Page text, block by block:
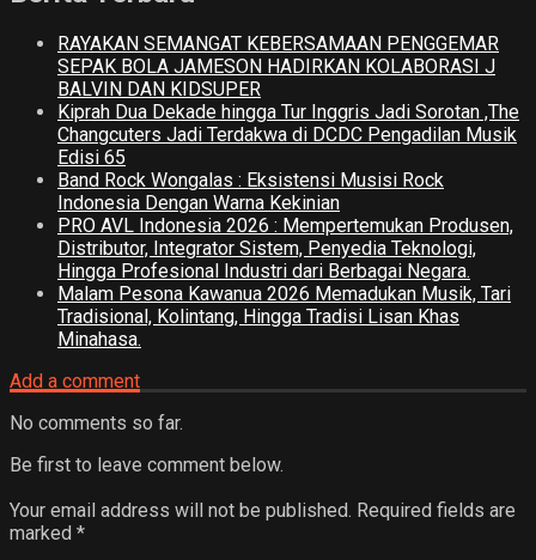
RAYAKAN SEMANGAT KEBERSAMAAN PENGGEMAR
SEPAK BOLA JAMESON HADIRKAN KOLABORASI J
BALVIN DAN KIDSUPER
Kiprah Dua Dekade hingga Tur Inggris Jadi Sorotan ,The
Changcuters Jadi Terdakwa di DCDC Pengadilan Musik
Edisi 65
Band Rock Wongalas : Eksistensi Musisi Rock
Indonesia Dengan Warna Kekinian
PRO AVL Indonesia 2026 : Mempertemukan Produsen,
Distributor, Integrator Sistem, Penyedia Teknologi,
Hingga Profesional Industri dari Berbagai Negara.
Malam Pesona Kawanua 2026 Memadukan Musik, Tari
Tradisional, Kolintang, Hingga Tradisi Lisan Khas
Minahasa.
Add a comment
No comments so far.
Be first to leave comment below.
Your email address will not be published. Required fields are
marked *